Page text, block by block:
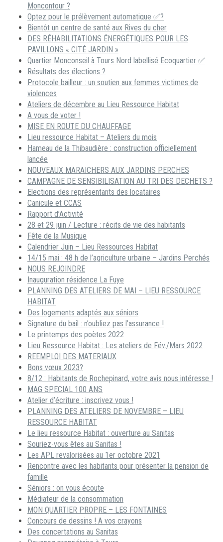
Moncontour ?
Optez pour le prélèvement automatique ✅?
Bientôt un centre de santé aux Rives du cher
DES RÉHABILITATIONS ÉNERGÉTIQUES POUR LES
PAVILLONS « CITÉ JARDIN »
Quartier Monconseil à Tours Nord labellisé Ecoquartier ✅
Résultats des élections ?
Protocole bailleur : un soutien aux femmes victimes de
violences
Ateliers de décembre au Lieu Ressource Habitat
A vous de voter !
MISE EN ROUTE DU CHAUFFAGE
Lieu ressource Habitat – Ateliers du mois
Hameau de la Thibaudière : construction officiellement
lancée
NOUVEAUX MARAICHERS AUX JARDINS PERCHES
CAMPAGNE DE SENSIBILISATION AU TRI DES DECHETS ?
Elections des représentants des locataires
Canicule et CCAS
Rapport d’Activité
28 et 29 juin / Lecture : récits de vie des habitants
Fête de la Musique
Calendrier Juin – Lieu Ressources Habitat
14/15 mai : 48 h de l’agriculture urbaine – Jardins Perchés
NOUS REJOINDRE
Inauguration résidence La Fuye
PLANNING DES ATELIERS DE MAI – LIEU RESSOURCE
HABITAT
Des logements adaptés aux séniors
Signature du bail : n’oubliez pas l’assurance !
Le printemps des poètes 2022
Lieu Ressource Habitat : Les ateliers de Fév./Mars 2022
REEMPLOI DES MATERIAUX
Bons vœux 2023?
8/12 : Habitants de Rochepinard, votre avis nous intéresse !
MAG SPECIAL 100 ANS
Atelier d’écriture : inscrivez vous !
PLANNING DES ATELIERS DE NOVEMBRE – LIEU
RESSOURCE HABITAT
Le lieu ressource Habitat : ouverture au Sanitas
Souriez-vous êtes au Sanitas !
Les APL revalorisées au 1er octobre 2021
Rencontre avec les habitants pour présenter la pension de
famille
Séniors : on vous écoute
Médiateur de la consommation
MON QUARTIER PROPRE – LES FONTAINES
Concours de dessins ! A vos crayons
Des concertations au Sanitas